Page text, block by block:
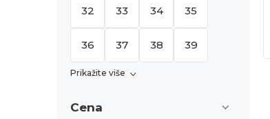
32 33 34 35
36 37 38 39
Prikažite više
Cena